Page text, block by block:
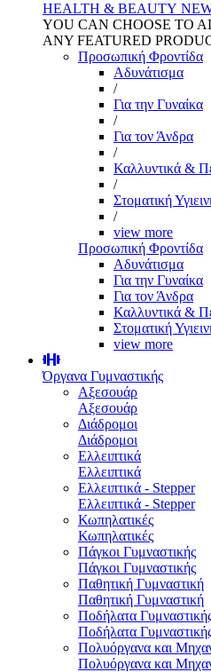
HEALTH & BEAUTY
YOU CAN CHOOSE TO
ANY FEATURED
Προσωπική Φροντίδα
Αδυνάτισμα
/
Για την Γυναίκα
/
Για τον Άνδρα
/
Καλλυντικά &
/
Στοματική
/
view more
Προσωπική Φροντίδα
Αδυνάτισμα
Για την Γυναίκα
Για τον Άνδρα
Καλλυντικά &
Στοματική
view more
Όργανα Γυμναστικής
Αξεσουάρ
Αξεσουάρ
Διάδρομοι
Διάδρομοι
Ελλειπτικά
Ελλειπτικά
Ελλειπτικά - Stepper
Ελλειπτικά - Stepper
Κωπηλατικές
Κωπηλατικές
Πάγκοι Γυμναστικής
Πάγκοι Γυμναστικής
Παθητική Γυμναστική
Παθητική Γυμναστική
Ποδήλατα
Ποδήλατα
Πολυόργανα και
Πολυόργανα και